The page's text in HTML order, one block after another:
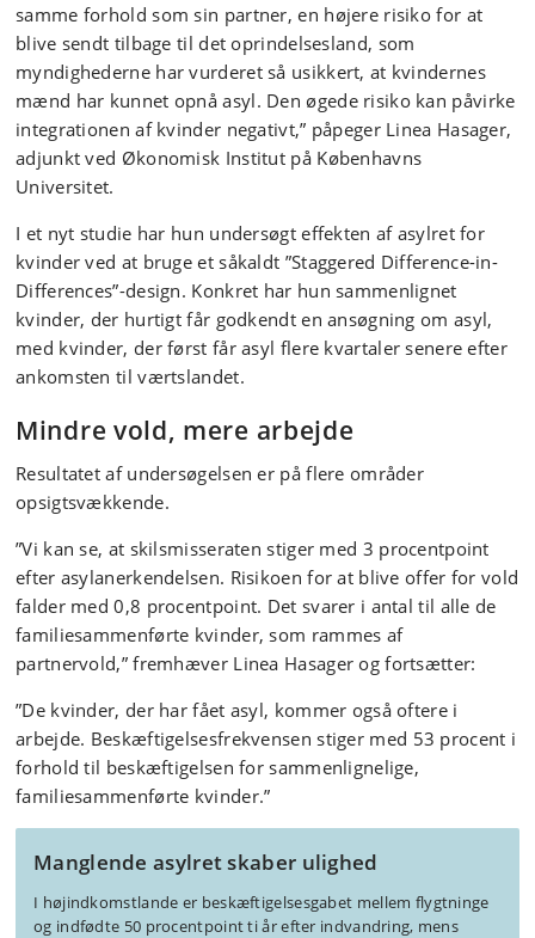
samme forhold som sin partner, en højere risiko for at
blive sendt tilbage til det oprindelsesland, som
myndighederne har vurderet så usikkert, at kvindernes
mænd har kunnet opnå asyl. Den øgede risiko kan påvirke
integrationen af kvinder negativt,” påpeger Linea Hasager,
adjunkt ved Økonomisk Institut på Københavns
Universitet.
I et nyt studie har hun undersøgt effekten af asylret for
kvinder ved at bruge et såkaldt ”Staggered Difference-in-
Differences”-design. Konkret har hun sammenlignet
kvinder, der hurtigt får godkendt en ansøgning om asyl,
med kvinder, der først får asyl flere kvartaler senere efter
ankomsten til værtslandet.
Mindre vold, mere arbejde
Resultatet af undersøgelsen er på flere områder
opsigtsvækkende.
”Vi kan se, at skilsmisseraten stiger med 3 procentpoint
efter asylanerkendelsen. Risikoen for at blive offer for vold
falder med 0,8 procentpoint. Det svarer i antal til alle de
familiesammenførte kvinder, som rammes af
partnervold,” fremhæver Linea Hasager og fortsætter:
”De kvinder, der har fået asyl, kommer også oftere i
arbejde. Beskæftigelsesfrekvensen stiger med 53 procent i
forhold til beskæftigelsen for sammenlignelige,
familiesammenførte kvinder.”
Manglende asylret skaber ulighed
I højindkomstlande er beskæftigelsesgabet mellem flygtninge
og indfødte 50 procentpoint ti år efter indvandring, mens